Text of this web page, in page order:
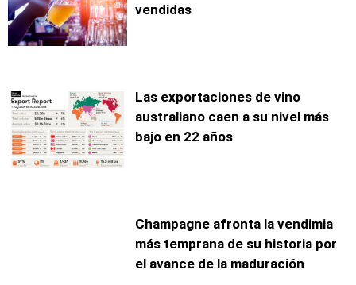
vendidas
Las exportaciones de vino
australiano caen a su nivel más
bajo en 22 años
Champagne afronta la vendimia
más temprana de su historia por
el avance de la maduración